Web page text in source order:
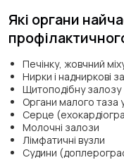
Які органи
Печінку, жовчний
Нирки і надниркові
Щитоподібну залозу
Органи малого таза у
Серце
Молочні залози
Лімфатичні вузли
Судини